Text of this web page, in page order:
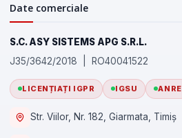
Date comerciale
S.C. ASY SISTEMS APG S.R.L.
J35/3642/2018 | RO40041522
LICENȚIAȚI IGPR IGSU ANRE
Str. Viilor, Nr. 182, Giarmata, Timiș